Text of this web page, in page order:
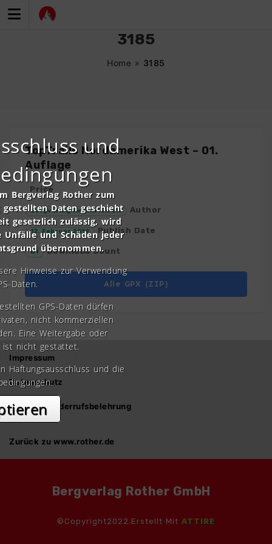
Inhalt
3185
Home » 3185
TopTrails Nordamerika West – 01.
Auflage
Price
Bergverlag Rother GmbH Author
12. Februar 2019 Publish Date
61 Download Count
Alle GPX (ZIP)
Impressum
Datenschutz
AGB und Widerrufsbelehrung
Zurück zu www.rother.de
Bergverlag Rother GmbH
©Copyright2022.Erstellt Mit ATTIRE
und
Bergverlag Rother zum
Daten geschieht
gesetzlich zulässig, wird
und Schäden jeder
übernommen.
Hinweise zur Verwendung
Daten.
GPS-Daten dürfen
nicht kommerziellen
Eine Weitergabe oder
ist nicht gestattet.
Haftungsausschluss und die